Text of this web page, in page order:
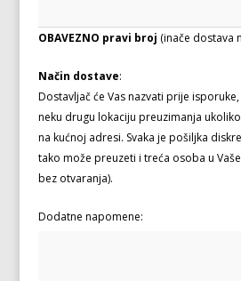
OBAVEZNO pravi broj (inače dostava
Način dostave:
Dostavljač će Vas nazvati prije
neku drugu lokaciju preuzimanja
na kućnoj adresi. Svaka je pošiljka
tako može preuzeti i treća osoba u
bez otvaranja).
Dodatne napomene: